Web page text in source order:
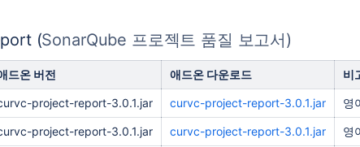
(SonarQube 프로젝트 품질 보고서)
드온 버전 애드온 다운로드 비
project-report-3.0.1.jar curvc-project-report-3.0.1.jar 영
project-report-3.0.1.jar curvc-project-report-3.0.1.jar 영